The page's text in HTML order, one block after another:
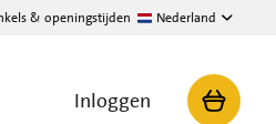
& openingstijden Nederland
Inloggen